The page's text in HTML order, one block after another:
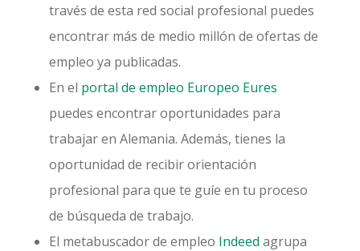
través de esta red social profesional puedes
encontrar más de medio millón de ofertas de
empleo ya publicadas.
En el portal de empleo Europeo Eures
puedes encontrar oportunidades para
trabajar en Alemania. Además, tienes la
oportunidad de recibir orientación
profesional para que te guíe en tu proceso
de búsqueda de trabajo.
El metabuscador de empleo Indeed agrupa